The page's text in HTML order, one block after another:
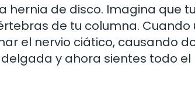
hernia de disco. Imagina que
de tu columna. Cuando
el nervio ciático, causando
y ahora sientes todo el